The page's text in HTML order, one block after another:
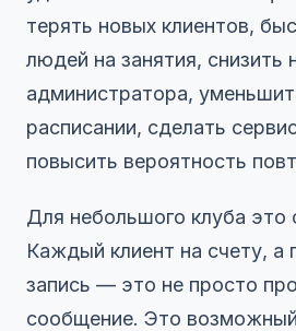
терять новых клиентов,
людей на занятия, снизить
администратора,
расписании, сделать
повысить вероятность
Для небольшого клуба это
Каждый клиент на счету, а
запись — это не просто
сообщение. Это